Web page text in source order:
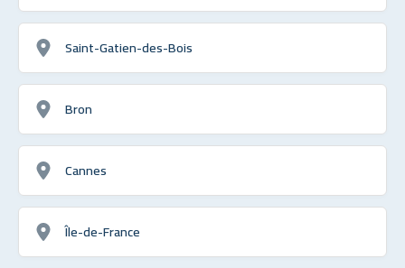
Saint-Gatien-des-Bois
Bron
Cannes
Île-de-France